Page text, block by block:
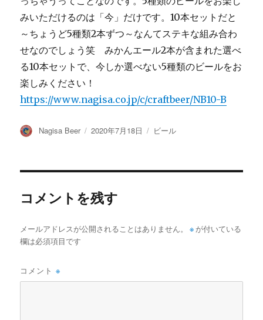
みいただけるのは「今」だけです。10本セットだと
～ちょうど5種類2本ずつ～なんてステキな組み合わ
せなのでしょう笑 みかんエール2本が含まれた選べ
る10本セットで、今しか選べない5種類のビールをお
楽しみください！
https://www.nagisa.co.jp/c/craftbeer/NB10-B
投
Nagisa Beer
投
2020年7月18日
カ
ビール
コメントを残す
メールアドレスが公開されることはありません。 ※ が付いている
欄は必須項目です
コメント※